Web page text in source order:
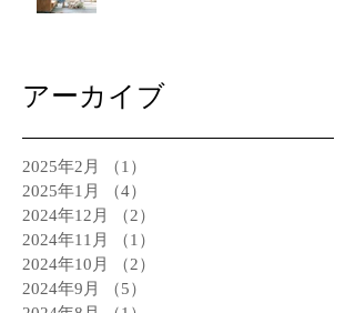
アーカイブ
2025年2月 （1）
2025年1月
（4）
2024年12月
（2）
2024年11月
（1）
2024年10月
（2）
2024年9月
（5）